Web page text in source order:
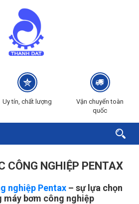
Uy tín, chất lượng
Vận chuyển toàn
quốc
CÔNG NGHIỆP PENTAX
nghiệp Pentax – sự lựa chọn
máy bơm công nghiệp